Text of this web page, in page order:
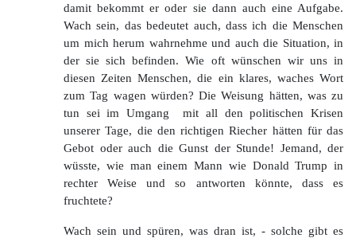
damit bekommt er oder sie dann auch eine Aufgabe.
Wach sein, das bedeutet auch, dass ich die Menschen
um mich herum wahrnehme und auch die Situation, in
der sie sich befinden. Wie oft wünschen wir uns in
diesen Zeiten Menschen, die ein klares, waches Wort
zum Tag wagen würden? Die Weisung hätten, was zu
tun sei im Umgang mit all den politischen Krisen
unserer Tage, die den richtigen Riecher hätten für das
Gebot oder auch die Gunst der Stunde! Jemand, der
wüsste, wie man einem Mann wie Donald Trump in
rechter Weise und so antworten könnte, dass es
fruchtete?
Wach sein und spüren, was dran ist, - solche gibt es